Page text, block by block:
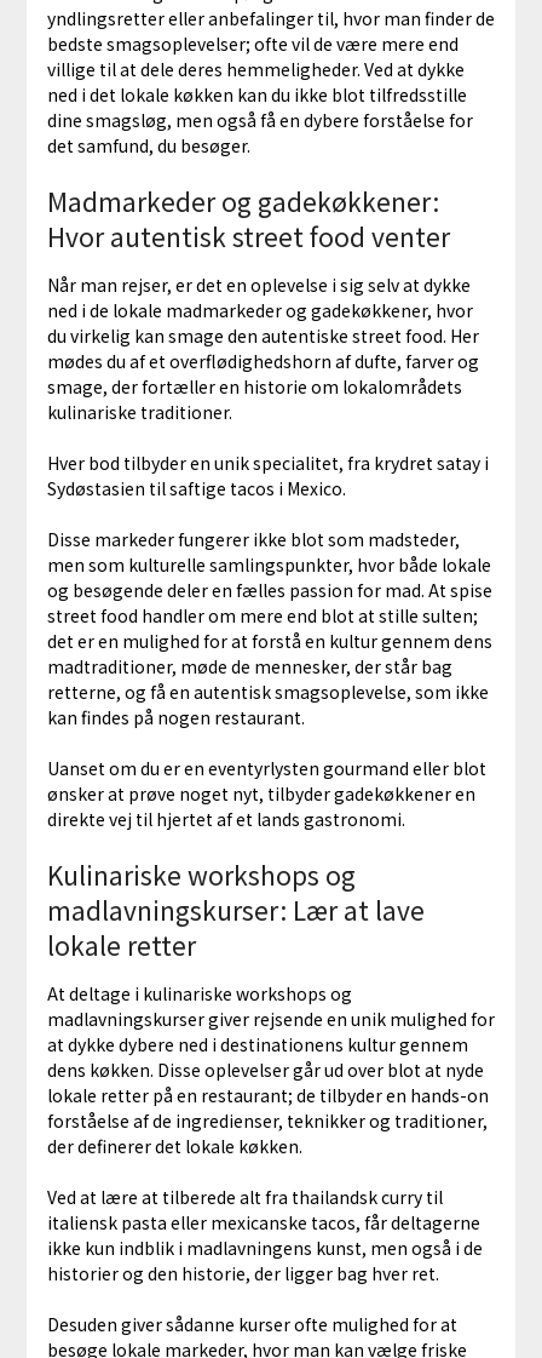
yndlingsretter eller anbefalinger til, hvor man finder de
bedste smagsoplevelser; ofte vil de være mere end
villige til at dele deres hemmeligheder. Ved at dykke
ned i det lokale køkken kan du ikke blot tilfredsstille
dine smagsløg, men også få en dybere forståelse for
det samfund, du besøger.
Madmarkeder og gadekøkkener:
Hvor autentisk street food venter
Når man rejser, er det en oplevelse i sig selv at dykke
ned i de lokale madmarkeder og gadekøkkener, hvor
du virkelig kan smage den autentiske street food. Her
mødes du af et overflødighedshorn af dufte, farver og
smage, der fortæller en historie om lokalområdets
kulinariske traditioner.
Hver bod tilbyder en unik specialitet, fra krydret satay i
Sydøstasien til saftige tacos i Mexico.
Disse markeder fungerer ikke blot som madsteder,
men som kulturelle samlingspunkter, hvor både lokale
og besøgende deler en fælles passion for mad. At spise
street food handler om mere end blot at stille sulten;
det er en mulighed for at forstå en kultur gennem dens
madtraditioner, møde de mennesker, der står bag
retterne, og få en autentisk smagsoplevelse, som ikke
kan findes på nogen restaurant.
Uanset om du er en eventyrlysten gourmand eller blot
ønsker at prøve noget nyt, tilbyder gadekøkkener en
direkte vej til hjertet af et lands gastronomi.
Kulinariske workshops og
madlavningskurser: Lær at lave
lokale retter
At deltage i kulinariske workshops og
madlavningskurser giver rejsende en unik mulighed for
at dykke dybere ned i destinationens kultur gennem
dens køkken. Disse oplevelser går ud over blot at nyde
lokale retter på en restaurant; de tilbyder en hands-on
forståelse af de ingredienser, teknikker og traditioner,
der definerer det lokale køkken.
Ved at lære at tilberede alt fra thailandsk curry til
italiensk pasta eller mexicanske tacos, får deltagerne
ikke kun indblik i madlavningens kunst, men også i de
historier og den historie, der ligger bag hver ret.
Desuden giver sådanne kurser ofte mulighed for at
besøge lokale markeder, hvor man kan vælge friske